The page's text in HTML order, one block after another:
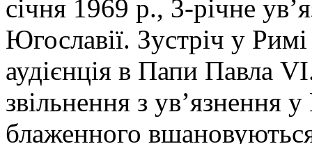
січня 1969 р., 3-річне
Югославії. Зустріч у
аудієнція в Папи Павла
звільнення з ув’язнення
блаженного